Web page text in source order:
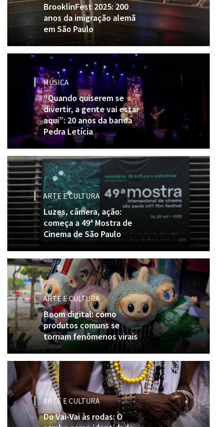
BrooklinFest 2025: 200
anos da imigração alemã
em São Paulo
MÚSICA
“Quando quiserem se
divertir, a gente vai estar
aqui”: 20 anos da banda
Pedra Letícia
ARTE E CULTURA
Luzes, câmera, ação:
começa a 49ª Mostra de
Cinema de São Paulo
ARTE E CULTURA
Boom digital: como
produtos comuns se
tornam fenômenos virais
ARTE E CULTURA
Do Vai-Vai às rodas: O